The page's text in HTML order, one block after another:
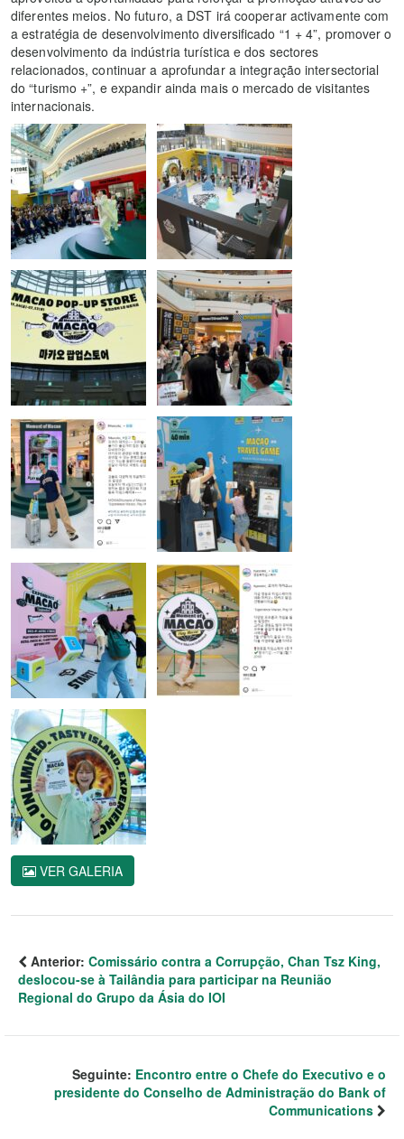
diferentes meios. No futuro, a DST irá cooperar activamente com
a estratégia de desenvolvimento diversificado “1 + 4”, promover o
desenvolvimento da indústria turística e dos sectores
relacionados, continuar a aprofundar a integração intersectorial
do “turismo +”, e expandir ainda mais o mercado de visitantes
internacionais.
VER GALERIA
Anterior: Comissário contra a Corrupção, Chan Tsz King,
deslocou-se à Tailândia para participar na Reunião
Regional do Grupo da Ásia do IOI
Seguinte: Encontro entre o Chefe do Executivo e o
presidente do Conselho de Administração do Bank of
Communications